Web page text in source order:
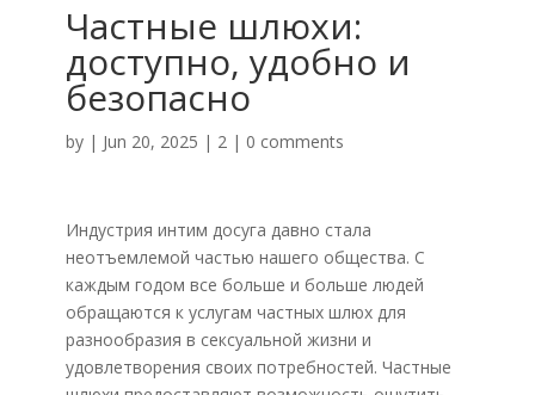
Частные шлюхи:
доступно, удобно и
безопасно
by | Jun 20, 2025 | 2| 0 comments
Индустрия интим досуга давно стала
неотъемлемой частью нашего общества. С
каждым годом все больше и больше людей
обращаются к услугам частных шлюх для
разнообразия в сексуальной жизни и
удовлетворения своих потребностей. Частные